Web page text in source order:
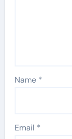
Name *
Email *